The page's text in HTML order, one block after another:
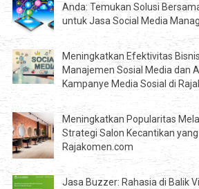
Anda: Temukan Solusi
untuk Jasa Social Media
Meningkatkan Efektivitas
Manajemen Sosial Media dan
Kampanye Media Sosial di
Meningkatkan Popularitas
Strategi Salon Kecantikan
Rajakomen.com
Jasa Buzzer: Rahasia di Balik